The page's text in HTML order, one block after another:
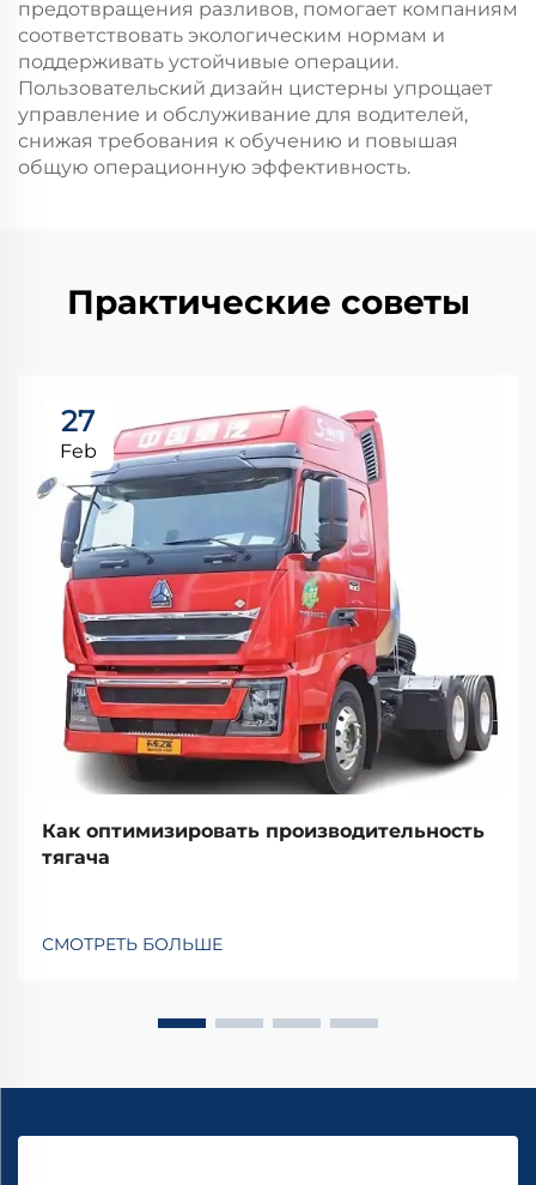
предотвращения разливов, помогает компаниям
соответствовать экологическим нормам и
поддерживать устойчивые операции.
Пользовательский дизайн цистерны упрощает
управление и обслуживание для водителей,
снижая требования к обучению и повышая
общую операционную эффективность.
Практические советы
27
Feb
Как оптимизировать производительность
тягача
СМОТРЕТЬ БОЛЬШЕ